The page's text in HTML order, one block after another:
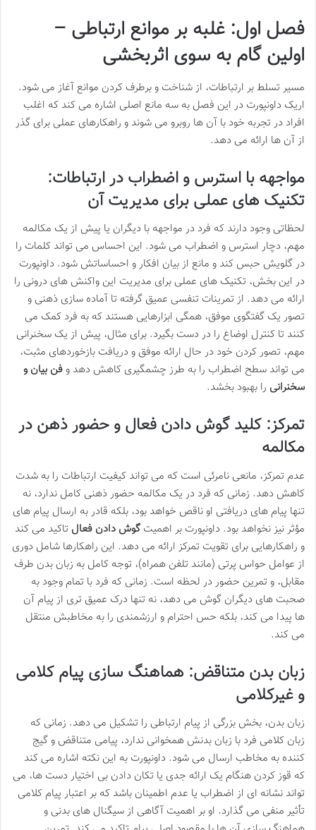
فصل اول: غلبه بر موانع ارتباطی –
اولین گام به سوی اثربخشی
مسیر تسلط بر ارتباطات، از شناخت و برطرف کردن موانع آغاز می شود.
اریک داونپورت در این فصل به سه مانع اصلی اشاره می کند که اغلب
افراد در تجربه خود با آن ها روبرو می شوند و راهکارهای عملی برای گذر
از آن ها ارائه می دهد.
مواجهه با استرس و اضطراب در ارتباطات:
تکنیک های عملی برای مدیریت آن
لحظاتی وجود دارند که فرد در مواجهه با دیگران یا پیش از یک مکالمه
مهم، دچار استرس و اضطراب می شود. این احساس می تواند کلمات را
در گلویش حبس کند و مانع از بیان افکار و احساساتش شود. داونپورت
در این بخش، تکنیک های عملی برای مدیریت این واکنش های درونی را
ارائه می دهد. از تمرینات تنفسی عمیق گرفته تا آماده سازی ذهنی و
تصور یک گفتگوی موفق، همگی ابزارهایی هستند که به فرد کمک می
کنند تا کنترل اوضاع را در دست بگیرد. برای مثال، پیش از یک سخنرانی
مهم، تصور کردن خود در حال ارائه موفق و دریافت بازخوردهای مثبت،
می تواند سطح اضطراب را به طرز چشمگیری کاهش دهد و فن بیان و
سخنرانی را بهبود بخشد.
تمرکز: کلید گوش دادن فعال و حضور ذهن در
مکالمه
عدم تمرکز، مانعی نامرئی است که می تواند کیفیت ارتباطات را به شدت
کاهش دهد. زمانی که فرد در یک مکالمه حضور ذهنی کامل ندارد، نه
تنها پیام های دریافتی او ناقص خواهد بود، بلکه قادر به ارسال پیام های
مؤثر نیز نخواهد بود. داونپورت بر اهمیت گوش دادن فعال تاکید می کند
و راهکارهایی برای تقویت تمرکز ارائه می دهد. این راهکارها شامل دوری
از عوامل حواس پرتی (مانند تلفن همراه)، توجه کامل به زبان بدن طرف
مقابل، و تمرین حضور در لحظه است. زمانی که فرد با تمام وجود به
صحبت های دیگران گوش می دهد، نه تنها درک عمیق تری از پیام آن
ها پیدا می کند، بلکه حس احترام و ارزشمندی را به مخاطبش منتقل
می کند.
زبان بدن متناقض: هماهنگ سازی پیام کلامی
و غیرکلامی
زبان بدن، بخش بزرگی از پیام ارتباطی را تشکیل می دهد. زمانی که
زبان کلامی فرد با زبان بدنش همخوانی ندارد، پیامی متناقض و گیج
کننده به مخاطب ارسال می شود. داونپورت به این نکته اشاره می کند
که قوز کردن هنگام یک ارائه جدی یا تکان دادن بی اختیار دست ها، می
تواند نشانه ای از اضطراب یا عدم اطمینان باشد که بر اعتبار پیام کلامی
تأثیر منفی می گذارد. او بر اهمیت آگاهی از سیگنال های بدنی و